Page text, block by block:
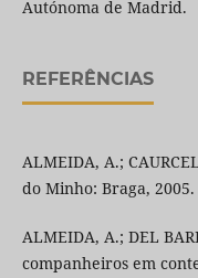
Autónoma de Madrid.
REFERÊNCIAS
ALMEIDA, A.;
do Minho: Braga, 2005.
ALMEIDA, A.; DEL
companheiros em